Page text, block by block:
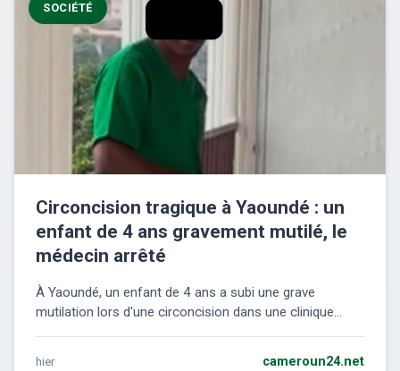
SOCIÉTÉ
Circoncision tragique à Yaoundé : un
enfant de 4 ans gravement mutilé, le
médecin arrêté
À Yaoundé, un enfant de 4 ans a subi une grave
mutilation lors d'une circoncision dans une clinique...
hier cameroun24.net